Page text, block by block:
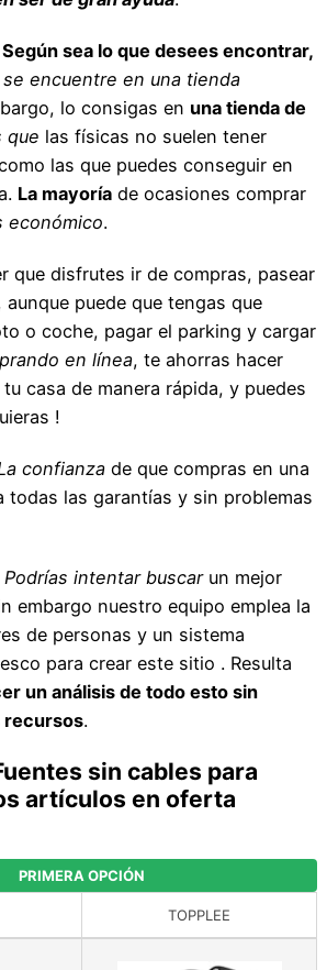
Según sea lo que desees encontrar,
encuentre en una tienda
lo consigas en una tienda de
que las físicas no suelen tener
las que puedes conseguir en
La mayoría de ocasiones comprar
económico.
que disfrutes ir de compras, pasear
puede que tengas que
o coche, pagar el parking y cargar
en línea, te ahorras hacer
casa de manera rápida, y puedes
!
confianza de que compras en una
todas las garantías y sin problemas
Podrías intentar buscarun mejor
embargo nuestro equipo emplea la
de personas y un sistema
para crear este sitio . Resulta
un análisis de todo esto sin
recursos.
sin cables para
artículos en oferta
PRIMERA OPCIÓN
TOPPLEE